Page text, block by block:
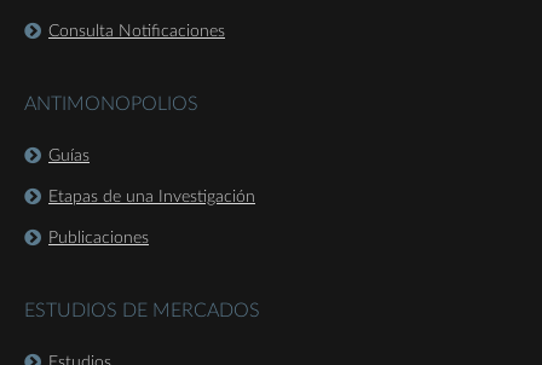
Consulta Notificaciones
ANTIMONOPOLIOS
Guías
Etapas de una Investigación
Publicaciones
ESTUDIOS DE MERCADOS